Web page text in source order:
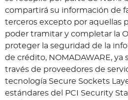
compartirá su información de
terceros excepto por aquellas
poder tramitar y completar la
proteger la seguridad de la
de crédito, NOMADAWARE,
través de proveedores de
tecnología Secure Sockets
estándares del PCI Security